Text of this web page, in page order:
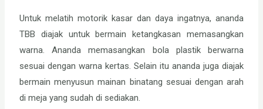
Untuk melatih motorik kasar dan daya ingatnya, ananda
TBB diajak untuk bermain ketangkasan memasangkan
warna. Ananda memasangkan bola plastik berwarna
sesuai dengan warna kertas. Selain itu ananda juga diajak
bermain menyusun mainan binatang sesuai dengan arah
di meja yang sudah di sediakan.